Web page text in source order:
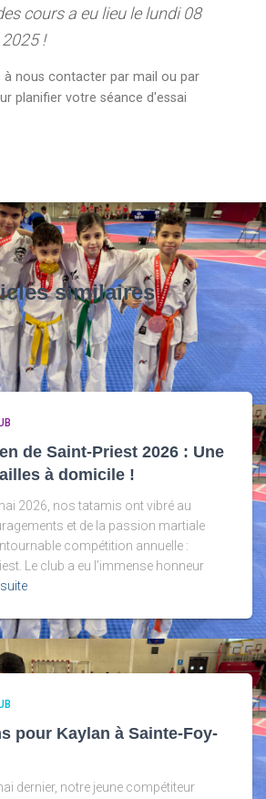
cours a eu lieu le lundi 08
!
à nous contacter par mail ou par
planifier votre séance d'essai
similaires
de Saint-Priest 2026 : Une
à domicile !
2026, nos tatamis ont vibré au
et de la passion martiale
compétition annuelle :
Le club a eu l’immense honneur
suite
pour Kaylan à Sainte-Foy-
dernier, notre jeune compétiteur